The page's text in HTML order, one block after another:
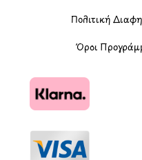
Πολιτική
Όροι